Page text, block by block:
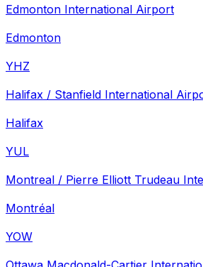
Edmonton International Airport
Edmonton
YHZ
Halifax / Stanfield International
Halifax
YUL
Montreal / Pierre Elliott Trudeau
Montréal
YOW